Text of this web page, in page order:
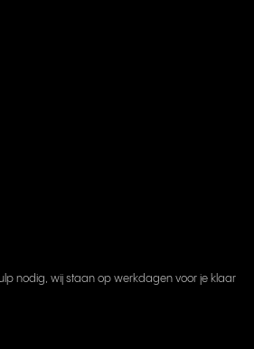
nodig, wij staan op werkdagen voor je klaar